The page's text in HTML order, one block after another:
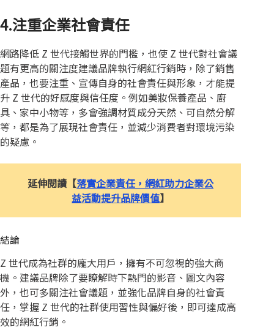
4.注重企業社會責任
網路降低 Z 世代接觸世界的門檻，也使 Z 世代對社會議
題有更高的關注度建議品牌執行網紅行銷時，除了銷售
產品，也要注重、宣傳自身的社會責任與形象，才能提
升 Z 世代的好感度與信任度。例如美妝保養產品、廚
具、家中小物等，多會強調材質成分天然、可自然分解
等，都是為了展現社會責任，並減少消費者對環境污染
的疑慮。
延伸閱讀【落實企業責任，網紅助力企業公
益活動提升品牌價值】
結論
Z 世代成為社群的龐大用戶，擁有不可忽視的強大商
機。建議品牌除了要瞭解時下熱門的影音、圖文內容
外，也可多關注社會議題，並強化品牌自身的社會責
任，掌握 Z 世代的社群使用習性與偏好後，即可達成高
效的網紅行銷。